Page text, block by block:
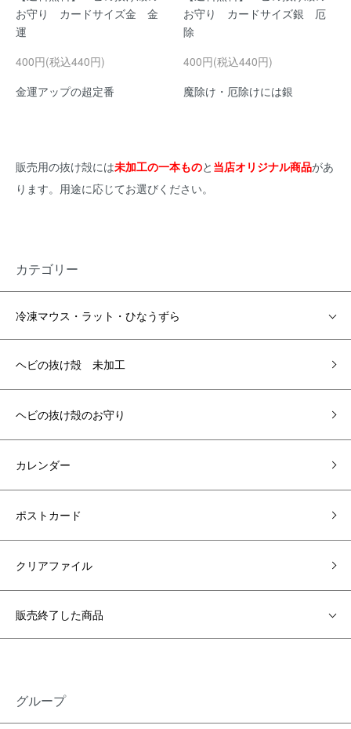
お守り カードサイズ金 金
運
400円(税込440円)
金運アップの超定番
お守り カードサイズ銀 厄
除
400円(税込440円)
魔除け・厄除けには銀
販売用の抜け殻には未加工の一本ものと 当店オリジナル商品があ
ります。用途に応じてお選びください。
カテゴリー
冷凍マウス・ラット・ひなうずら
ヘビの抜け殻 未加工
ヘビの抜け殻のお守り
カレンダー
ポストカード
クリアファイル
販売終了した商品
グループ